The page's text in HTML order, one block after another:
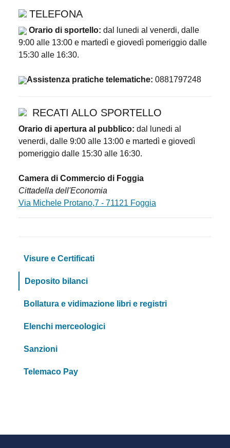
Visure e Certificati
Deposito bilanci
Bollatura e vidimazione libri e registri
Elenchi merceologici
Sanzioni
Telemaco Pay
TELEFONA
Orario di sportello: dal lunedi al venerdi, dalle
9:00 alle 13:00 e martedì e giovedì pomeriggio dalle
15:30 alle 16:30.
Assistenza pratiche telematiche: 0881797248
RECATI ALLO SPORTELLO
Orario di apertura al pubblico: dal lunedi al
venerdi, dalle 9:00 alle 13:00 e martedì e giovedì
pomeriggio dalle 15:30 alle 16:30.
Camera di Commercio di Foggia
Cittadella dell'Economia
Via Michele Protano,7 - 71121 Foggia